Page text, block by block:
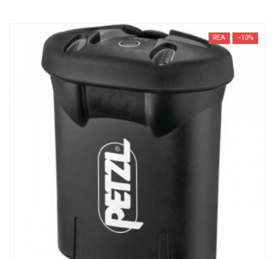
REA −10%